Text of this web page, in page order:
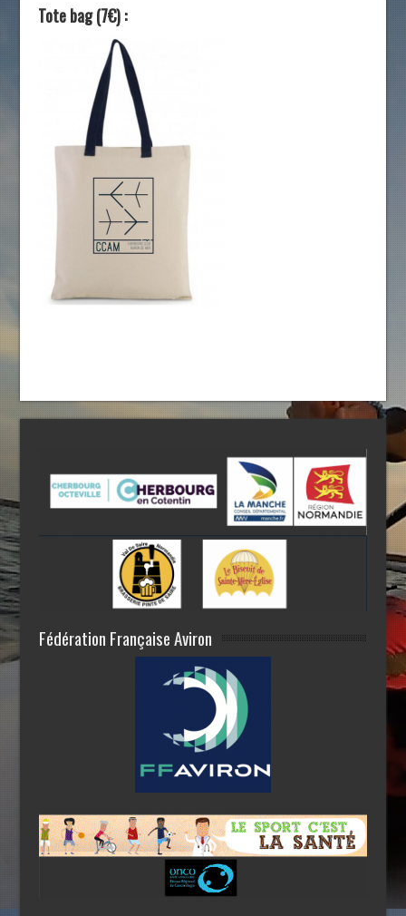
Tote bag (7€) :
Fédération Française Aviron